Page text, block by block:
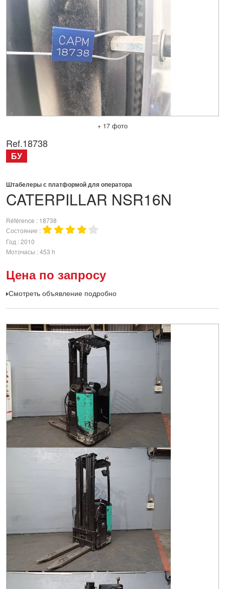
+ 17 фото
CATERPILLAR NSR16N
Штабелеры с платформой для оператора
Référence
18738
Состояние
Год 2010
Моточасы 453 h
Цена по запросу
Смотреть объявление подробно
Ref.18738
БУ